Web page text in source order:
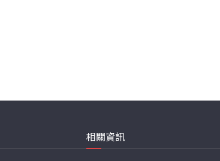
相關資訊